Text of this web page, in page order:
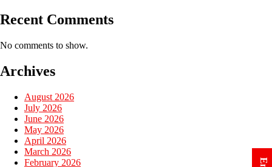
Recent Comments
No comments to show.
Archives
August 2026
July 2026
June 2026
May 2026
April 2026
March 2026
February 2026